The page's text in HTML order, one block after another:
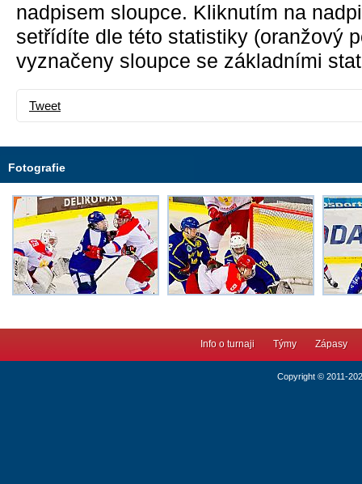
nadpisem sloupce. Kliknutím na
setřídíte dle této statistiky (oranžový
vyznačeny sloupce se základními
Tweet
Fotografie
Info o turnaji Týmy Zápasy
Copyright © 2011-